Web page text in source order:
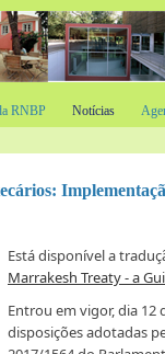
RNBP Notícias
Está disponível a
Marrakesh Treaty - a
Entrou em vigor, dia 12
disposições adotadas